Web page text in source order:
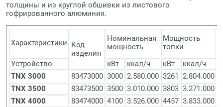
толщины и из круглой обшивки из листового
гофрированного алюминия.
Характеристики
Код
изделия
Номинальная
мощность
Мощность
топки
Устройство
кВт ккал/ч кВт ккал/ч
TNX 3000
83473000 3000 2.580.000 3261 2.804.000
TNX 3500
83473500 3500 3.010.000 3803 3.271.000
TNX 4000
83474000 4100 3.526.000 4457 3.833.000